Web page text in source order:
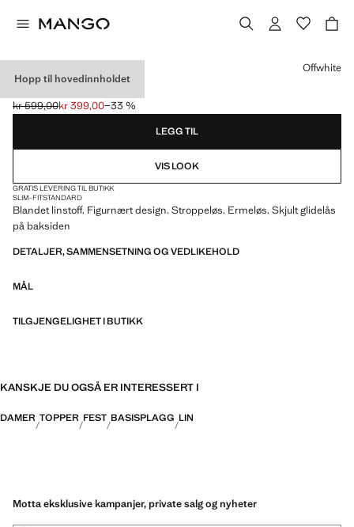
Hopp til hovedinnholdet
BANDEU-TOPP I LIN
Første pris strøket [kr 599,00 ]
kr 599,00
Gjeldende pris [kr 399,00 ]
kr 399,00−33 %
Velg en farge
Offwhite
LEGG TIL
VIS LOOK
GRATIS LEVERING TIL BUTIKK
SLIM-FITSTANDARD
Blandet linstoff. Figurnært design. Stroppeløs. Ermeløs. Skjult glidelås
på baksiden
DETALJER, SAMMENSETNING OG VEDLIKEHOLD
MÅL
TILGJENGELIGHET I BUTIKK
KANSKJE DU OGSÅ ER INTERESSERT I
DAMER TOPPER FEST BASISPLAGG LIN
Motta eksklusive kampanjer, private salg og nyheter